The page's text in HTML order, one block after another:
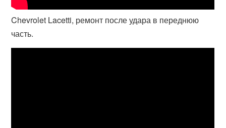
Chevrolet Lacetti, ремонт после удара в переднюю
часть.